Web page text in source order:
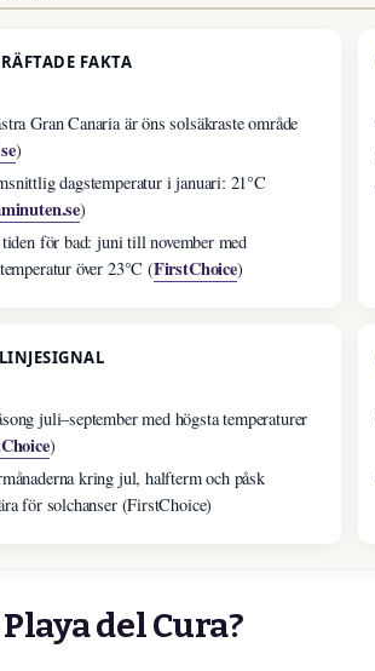
FAKTA
Gran Canaria är öns solsäkraste område
)
dagstemperatur i januari: 21°C
)
för bad: juni till november med
över 23°C (FirstChoice)
juli–september med högsta temperaturer
)
kring jul, halfterm och påsk
för solchanser (FirstChoice)
del Cura?